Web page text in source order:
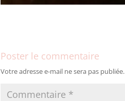
Poster le commentaire
Votre adresse e-mail ne sera pas publiée.